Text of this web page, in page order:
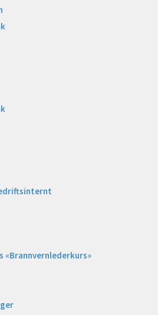
«Brannvernlederkurs»